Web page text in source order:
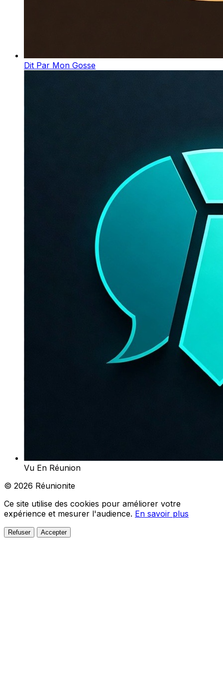
Dit Par Mon Gosse
Vu En Réunion
© 2026 Réunionite
Ce site utilise des cookies pour améliorer votre
expérience et mesurer l'audience. En savoir plus
Refuser Accepter